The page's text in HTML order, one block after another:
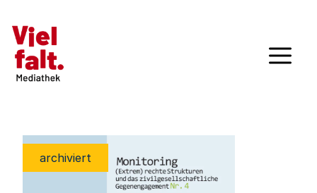
archiviert